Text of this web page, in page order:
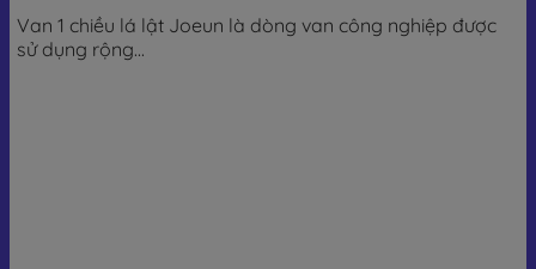
Van 1 chiều lá lật Joeun là dòng van công nghiệp được
sử dụng rộng...